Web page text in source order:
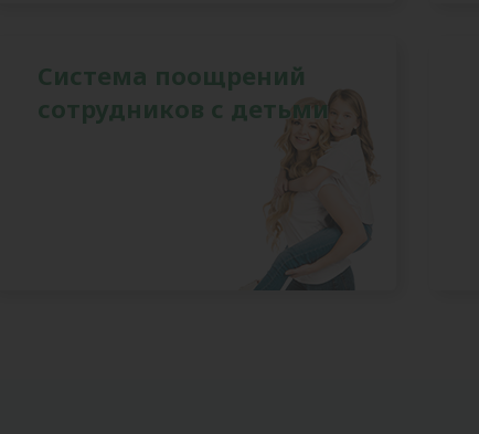
Система поощрений
сотрудников с детьми